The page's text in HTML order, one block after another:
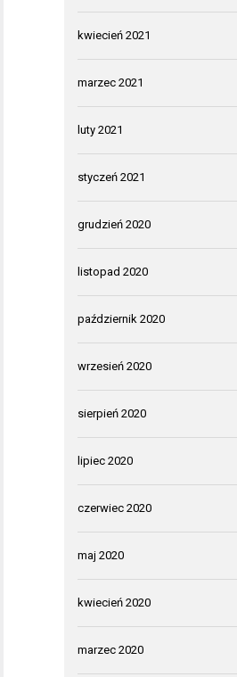
kwiecień 2021
marzec 2021
luty 2021
styczeń 2021
grudzień 2020
listopad 2020
październik 2020
wrzesień 2020
sierpień 2020
lipiec 2020
czerwiec 2020
maj 2020
kwiecień 2020
marzec 2020